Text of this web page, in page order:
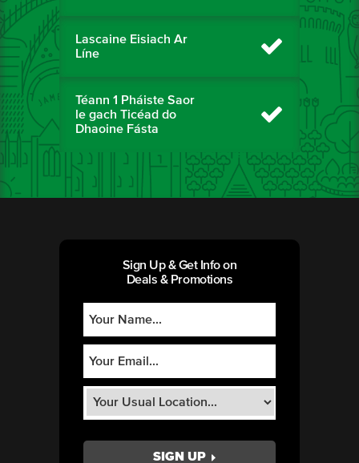
Lascaine Eisiach Ar
Líne
Téann 1 Pháiste Saor
le gach Ticéad do
Dhaoine Fásta
Sign Up & Get Info on
Deals & Promotions